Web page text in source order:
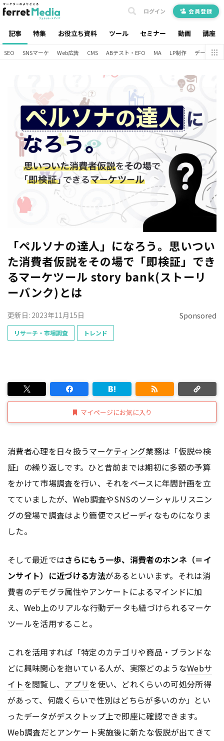
記事 特集 お役立ち資料 ツール セミナー 動画 講座
ログイン 会員登録
SEO SNSマーケ Web広告 CMS ABテスト・EFO MA LP制作 データ分析
「ペルソナの達人」になろう。思いつい
た消費者仮説をその場で「即検証」でき
るマーケツール story bank(ストーリ
ーバンク)とは
Sponsored
更新日: 2023年11月15日
リサーチ・市場調査 トレンド
マイページにお気に入り
消費者心理を日々扱うマーケティング業務は「仮説⇔検
証」の繰り返しです。ひと昔前までは期初に多額の予算
をかけて市場調査を行い、それをベースに年間計画を立
てていましたが、Web調査やSNSのソーシャルリスニン
グの登場で調査はより簡便でスピーディなものになりま
した。
そして最近ではさらにもう一歩、消費者のホンネ（＝イ
ンサイト）に近づける方法があるといいます。それは消
費者のデモグラ属性やアンケートによるマインドに加
え、Web上のリアルな行動データも紐づけられるマーケ
ツールを活用すること。
これを活用すれば「特定のカテゴリや商品・ブランドな
どに興味関心を抱いている人が、実際どのようなWebサ
イトを閲覧し、 アプリを使い、どれくらいの可処分所得
があって、何歳くらいで性別はどちらが多いのか」とい
ったデータがデスクトップ上で即座に確認できます。
Web調査だとアンケート実施後に新たな仮説が出てきて